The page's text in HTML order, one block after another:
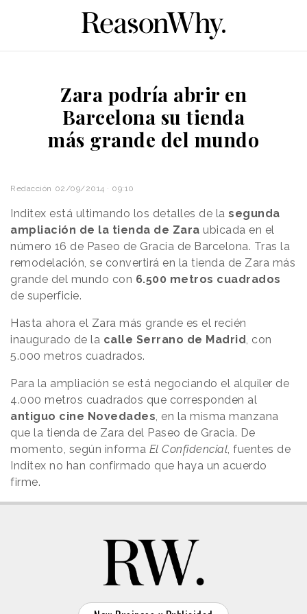
Zara podría abrir en
Barcelona su tienda
más grande del mundo
Redacción 02/09/2014 · 09:10
Inditex está ultimando los detalles de la segunda
ampliación de la tienda de Zara ubicada en el
número 16 de Paseo de Gracia de Barcelona. Tras la
remodelación, se convertirá en la tienda de Zara más
grande del mundo con 6.500 metros cuadrados
de superficie.
Hasta ahora el Zara más grande es el recién
inaugurado de la calle Serrano de Madrid , con
5.000 metros cuadrados.
Para la ampliación se está negociando el alquiler de
4.000 metros cuadrados que corresponden al
antiguo cine Novedades , en la misma manzana
que la tienda de Zara del Paseo de Gracia. De
momento, según informa El Confidencial , fuentes de
Inditex no han confirmado que haya un acuerdo
firme.